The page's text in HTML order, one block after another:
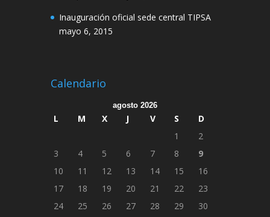
Inauguración oficial sede central TIPSA
mayo 6, 2015
Calendario
agosto 2026
L M X J V S D
1
2
3
4 5 6 7 8
9
10
11 12 13 14 15
16
17
18 19 20 21 22
23
24
25 26 27 28 29
30